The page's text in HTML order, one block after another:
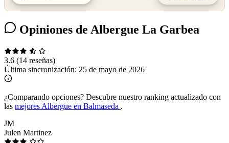
Opiniones de Albergue La Garbea
3.6 (14 reseñas)
Última sincronización: 25 de mayo de 2026
¿Comparando opciones? Descubre nuestro ranking actualizado con
las mejores Albergue en Balmaseda .
JM
Julen Martinez